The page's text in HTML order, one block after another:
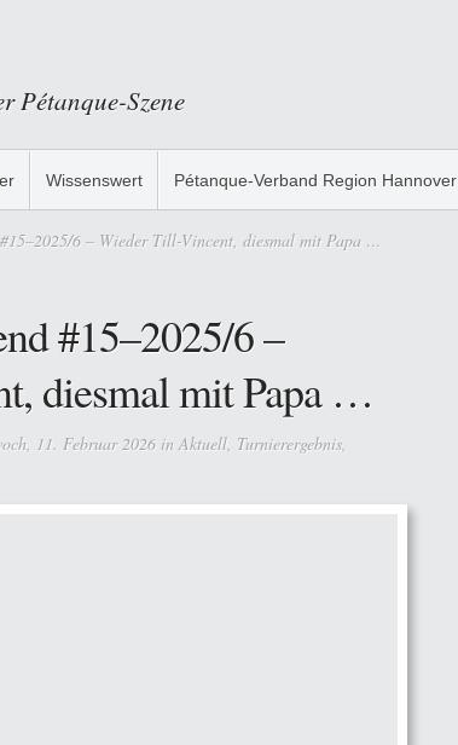
Pétanque-Szene
Wissenswert Pétanque-Verband Region Hannover
6 – Wieder Till-Vincent, diesmal mit Papa …
#15–2025/6 –
diesmal mit Papa …
11. Februar 2026 in Aktuell, Turnierergebnis,